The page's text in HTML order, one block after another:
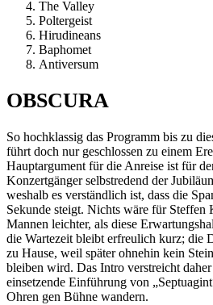
The Valley
Poltergeist
Hirudineans
Baphomet
Antiversum
OBSCURA
So hochklassig das Programm bis zu
führt doch nur geschlossen zu einem
Hauptargument für die Anreise ist für
Konzertgänger selbstredend der
weshalb es verständlich ist, dass die
Sekunde steigt. Nichts wäre für Steffen
Mannen leichter, als diese
die Wartezeit bleibt erfreulich kurz; die
zu Hause, weil später ohnehin kein
bleiben wird. Das Intro verstreicht
einsetzende Einführung von
Ohren gen Bühne wandern.